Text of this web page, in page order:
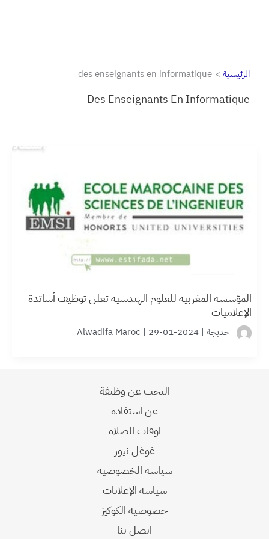
الرئيسية des enseignants en informatique
Des Enseignants En Informatique
المؤسسة المغربية للعلوم الهندسية تعلن توظيف أساتذة
الإعلاميات
خديجة |
2024-01-29
|
Alwadifa Maroc
البحث عن وظيفة
عن استفادة
اوقات الصلاة
غوغل نيوز
سياسة الخصوصية
سياسة الإعلانات
خصوصية الكوكيز
اتصل بنا